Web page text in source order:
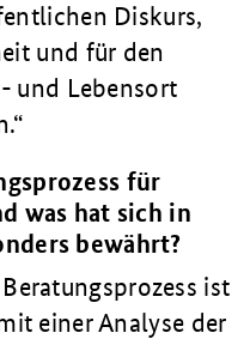
Diskurs,
und für den
und Lebensort
für
was hat sich in
bewährt?
ist
einer Analyse der